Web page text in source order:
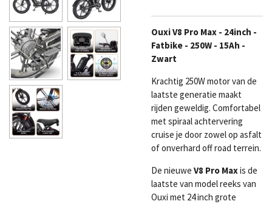
Ouxi V8 Pro Max - 24inch -
Fatbike - 250W - 15Ah -
Zwart
Krachtig 250W motor van de
laatste generatie maakt
rijden geweldig. Comfortabel
met spiraal achtervering
cruise je door zowel op asfalt
of onverhard off road terrein.
De nieuwe V8 Pro Maxis de
laatste van model reeks van
Ouxi met 24 inch grote